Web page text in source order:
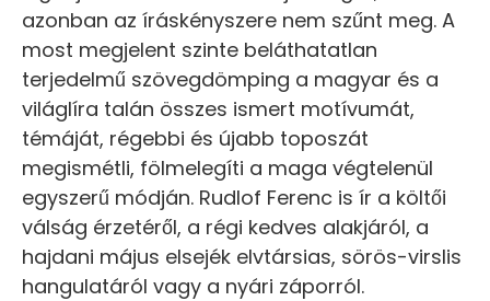
azonban az íráskényszere nem szűnt meg. A
most megjelent szinte beláthatatlan
terjedelmű szövegdömping a magyar és a
világlíra talán összes ismert motívumát,
témáját, régebbi és újabb toposzát
megismétli, fölmelegíti a maga végtelenül
egyszerű módján. Rudlof Ferenc is ír a költői
válság érzetéről, a régi kedves alakjáról, a
hajdani május elsejék elvtársias, sörös-virslis
hangulatáról vagy a nyári záporról.